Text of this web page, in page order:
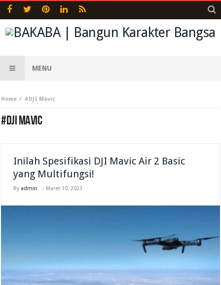
MENU
Home #DJI Mavic
#DJI MAVIC
Inilah Spesifikasi DJI Mavic Air 2 Basic
yang Multifungsi!
By admin - Maret 10, 2023